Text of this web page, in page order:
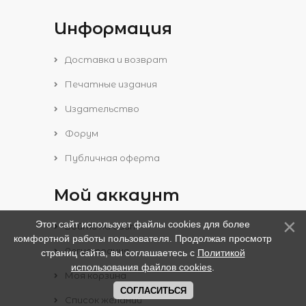
Информация
Доставка и возврат
Печатные издания
Издательство
Форум
Публичная оферта
Мой аккаунт
Войти на сайт
Регистрация
Моя корзина
Список желаний
Этот сайт использует файлы cookies для более
комфортной работы пользователя. Продолжая просмотр
страниц сайта, вы соглашаетесь с Политикой
использования файлов cookies
СОГЛАСИТЬСЯ